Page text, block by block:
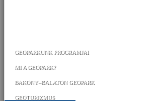
GEOPARKUNK PROGRAMJAI
MI A GEOPARK?
BAKONY–BALATON GEOPARK
GEOTURIZMUS